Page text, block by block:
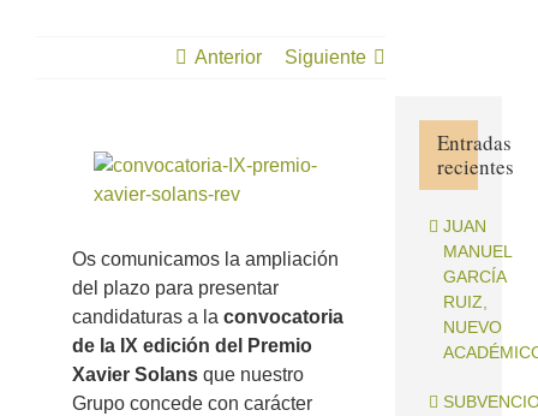
Anterior Siguiente
Ver
imagen
grande
Os comunicamos la ampliación
del plazo para presentar
candidaturas a la convocatoria
de la IX edición del Premio
Xavier Solans que nuestro
Grupo concede con carácter
Entradas
recientes
JUAN
MANUEL
GARCÍA
RUIZ,
NUEVO